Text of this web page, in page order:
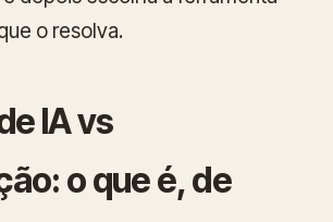
o resolva.
IA vs
o que é, de